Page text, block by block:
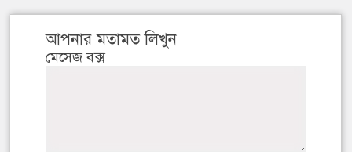
আপনার মতামত লিখুন
মেসেজ বক্স